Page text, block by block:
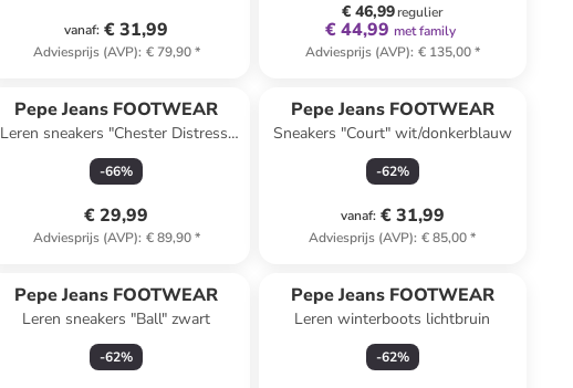
vanaf: € 31,99
Adviesprijs (AVP): € 79,90*
€ 46,99regulier
€ 44,99 met family
Adviesprijs (AVP): € 135,00*
Pepe Jeans FOOTWEAR
Leren sneakers "Chester Distress"
wit/goudkleurig
-66%
€ 29,99
Adviesprijs (AVP): € 89,90*
Pepe Jeans FOOTWEAR
Sneakers "Court" wit/donkerblauw
-62%
vanaf: € 31,99
Adviesprijs (AVP): € 85,00*
Pepe Jeans FOOTWEAR
Leren sneakers "Ball" zwart
-62%
Pepe Jeans FOOTWEAR
Leren winterboots lichtbruin
-62%